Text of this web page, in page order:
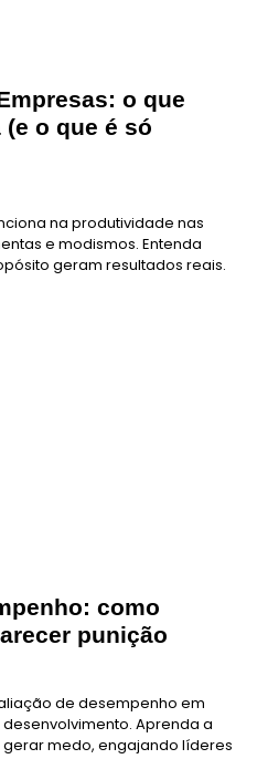
o que
o que é só
na produtividade nas
e modismos. Entenda
geram resultados reais.
como
punição
de desempenho em
Aprenda a
medo, engajando líderes